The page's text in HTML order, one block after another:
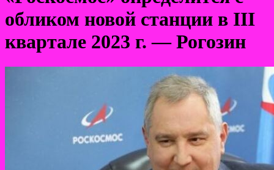
обликом новой станции в III
квартале 2023 г. — Рогозин